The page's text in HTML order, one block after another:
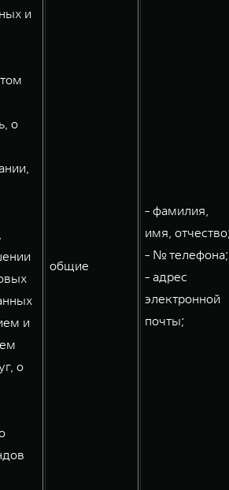
и
о
и
о
общие
- фамилия,
имя,
- № телефона;
- адрес
электронной
почты;